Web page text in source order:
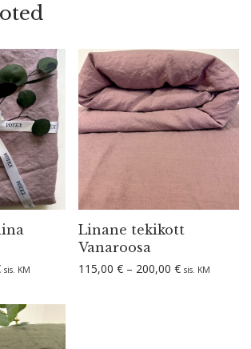
Hinnavahemik: 57,50 € kuni 125,90 €
sis. KM
Linane tekikott
Vanaroosa
115,00 € – 200,00 € sis. KM